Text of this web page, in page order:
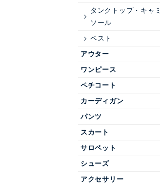
タンクトップ・キャミ
ソール
ベスト
アウター
ワンピース
ペチコート
カーディガン
パンツ
スカート
サロペット
シューズ
アクセサリー